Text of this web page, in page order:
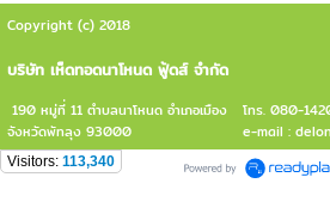
Copyright (c) 2018
บริษัท เห็ดทอดนาโหนด ฟู้ดส์ จำกัด
190 หมู่ที่ 11 ตำบลนาโหนด อำเภอเมือง
จังหวัดพัทลุง 93000
โทร. 080-
e-mail :
Visitors: 113,340